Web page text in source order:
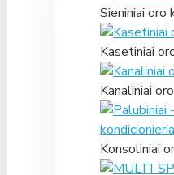
Sieniniai oro
Kasetiniai
Kanaliniai
Konsoliniai